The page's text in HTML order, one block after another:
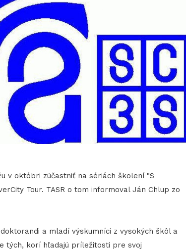
v októbri zúčastniť na sériách školení "S
Tour. TASR o tom informoval Ján Chlup zo
a mladí výskumníci z vysokých škôl a
tých, korí hľadajú príležitosti pre svoj